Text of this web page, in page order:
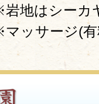
地はシーカ
ッサージ(